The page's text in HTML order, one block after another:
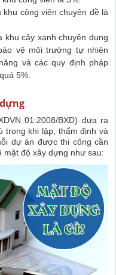
công viên chuyên đề là
khu cây xanh chuyên dụng
vệ môi trường tự nhiên
và các quy định pháp
5%.
01:2008/BXD) đưa ra
trong khi lập, thẩm định và
dự án được thi công cần
mật độ xây dựng như sau: